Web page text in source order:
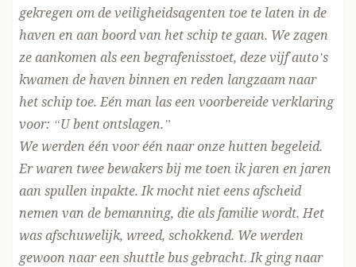
gekregen om de veiligheidsagenten toe te laten in de
haven en aan boord van het schip te gaan. We zagen
ze aankomen als een begrafenisstoet, deze vijf auto’s
kwamen de haven binnen en reden langzaam naar
het schip toe. Eén man las een voorbereide verklaring
voor: “U bent ontslagen.”
We werden één voor één naar onze hutten begeleid.
Er waren twee bewakers bij me toen ik jaren en jaren
aan spullen inpakte. Ik mocht niet eens afscheid
nemen van de bemanning, die als familie wordt. Het
was afschuwelijk, wreed, schokkend. We werden
gewoon naar een shuttle bus gebracht. Ik ging naar